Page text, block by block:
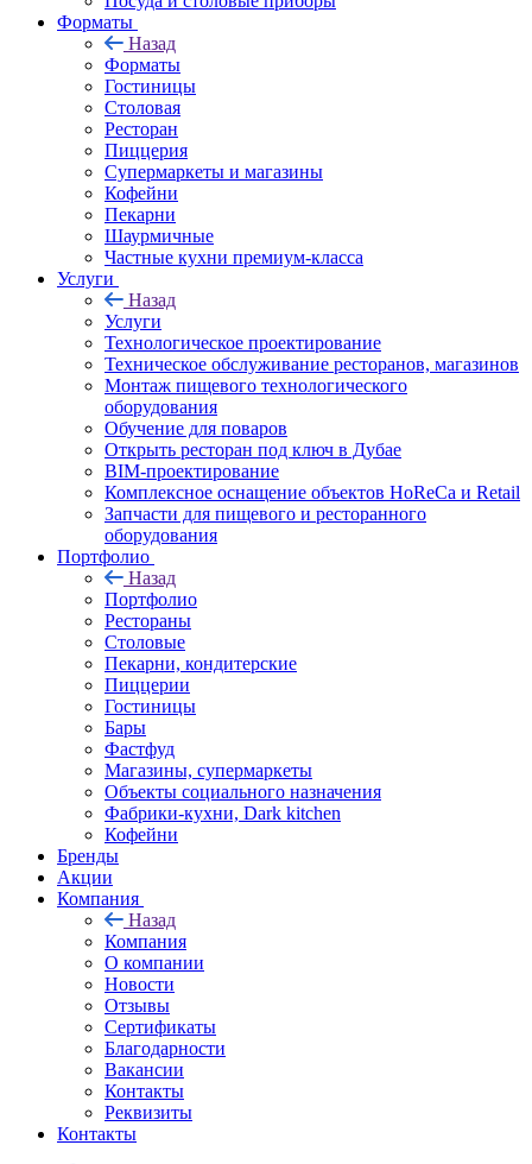
Форматы
Назад
Форматы
Гостиницы
Столовая
Ресторан
Пиццерия
Супермаркеты и магазины
Кофейни
Пекарни
Шаурмичные
Частные кухни премиум-класса
Услуги
Назад
Услуги
Технологическое проектирование
Техническое обслуживание ресторанов, магазинов
Монтаж пищевого технологического
оборудования
Обучение для поваров
Открыть ресторан под ключ в Дубае
BIM-проектирование
Комплексное оснащение объектов HoReCa и Retail
Запчасти для пищевого и ресторанного
оборудования
Портфолио
Назад
Портфолио
Рестораны
Столовые
Пекарни, кондитерские
Пиццерии
Гостиницы
Бары
Фастфуд
Магазины, супермаркеты
Объекты социального назначения
Фабрики-кухни, Dark kitchen
Кофейни
Бренды
Акции
Компания
Назад
Компания
О компании
Новости
Отзывы
Сертификаты
Благодарности
Вакансии
Контакты
Реквизиты
Контакты